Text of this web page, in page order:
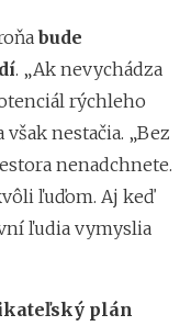
bude
. „Ak nevychádza
rýchleho
nestačia. „Bez
nenadchnete.
ľuďom. Aj keď
ľudia vymyslia
plán